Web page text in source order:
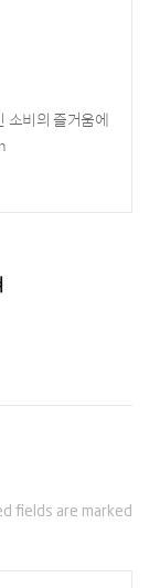
소비의 즐거움에
fields are marked